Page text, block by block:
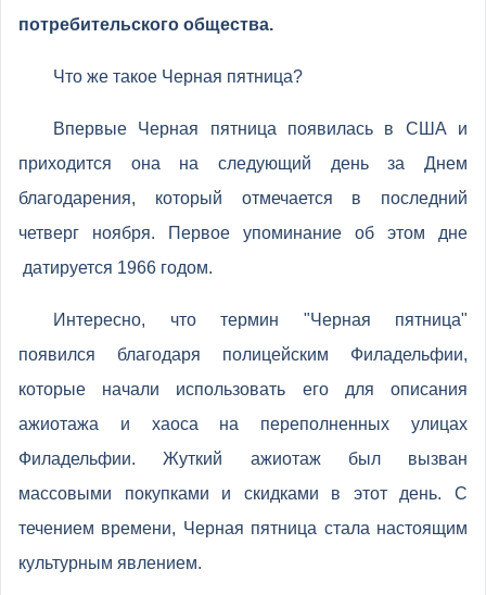
потребительского общества.
Что же такое Черная пятница?
Впервые Черная пятница появилась в США и
приходится она на следующий день за Днем
благодарения, который отмечается в последний
четверг ноября. Первое упоминание об этом дне
датируется 1966 годом.
Интересно, что термин "Черная пятница"
появился благодаря полицейским Филадельфии,
которые начали использовать его для описания
ажиотажа и хаоса на переполненных улицах
Филадельфии. Жуткий ажиотаж был вызван
массовыми покупками и скидками в этот день. С
течением времени, Черная пятница стала настоящим
культурным явлением.